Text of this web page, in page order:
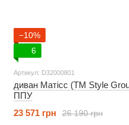
−10%
6
Артикул: D32000801
диван Матісс (ТМ Style
ППУ
26 190 грн
23 571 грн